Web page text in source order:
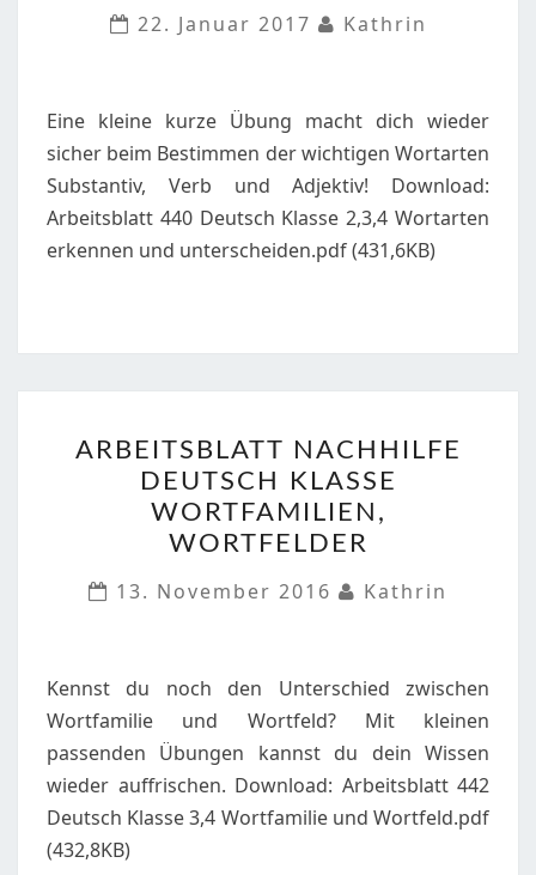
2
22. Januar 2017
Kathrin
Eine kleine kurze Übung macht dich wieder
sicher beim Bestimmen der wichtigen Wortarten
Substantiv, Verb und Adjektiv! Download:
Arbeitsblatt 440 Deutsch Klasse 2,3,4 Wortarten
erkennen und unterscheiden.pdf (431,6KB)
NACHHILFE
DEUTSCH
KLASSE
WORTFAMILIEN,
WORTFELDER
ARBEITSBLATT NACHHILFE
DEUTSCH KLASSE
WORTFAMILIEN,
WORTFELDER
13. November 2016
Kathrin
Kennst du noch den Unterschied zwischen
Wortfamilie und Wortfeld? Mit kleinen
passenden Übungen kannst du dein Wissen
wieder auffrischen. Download: Arbeitsblatt 442
Deutsch Klasse 3,4 Wortfamilie und Wortfeld.pdf
(432,8KB)